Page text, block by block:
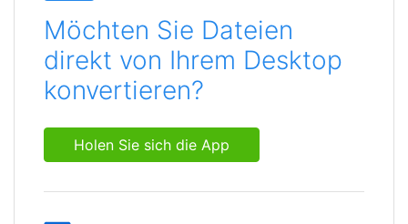
Möchten Sie Dateien
direkt von Ihrem Desktop
konvertieren?
Holen Sie sich die App